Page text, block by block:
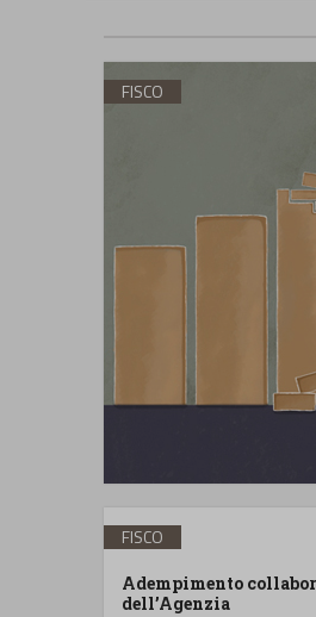
FISCO
FISCO
Adempimento
dell’Agenzia